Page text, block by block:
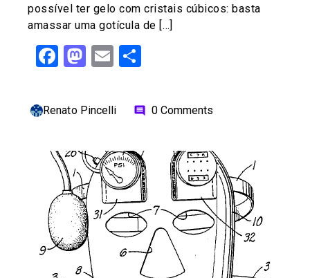
possível ter gelo com cristais cúbicos: basta
amassar uma gotícula de […]
Facebook
Mastodon
Email
Renato Pincelli comment 0 Comments